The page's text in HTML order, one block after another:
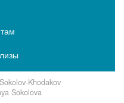
Khodakov
Sokolova